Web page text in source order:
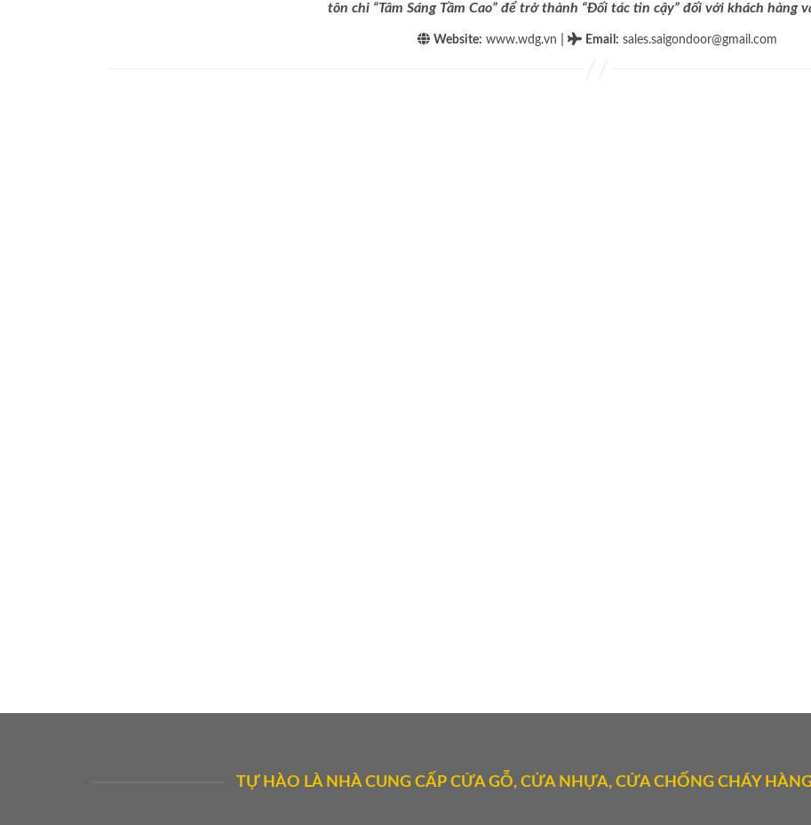
tôn chỉ “Tâm Sáng Tầm Cao” để trở thành “Đối tác tin cậy” đối với khách hàng
Website: www.wdg.vn Email : sales.saigondoor@gmail.com
TỰ HÀO LÀ NHÀ CUNG CẤP CỬA GỖ, CỬA NHỰA, CỬA CHỐNG CHÁY